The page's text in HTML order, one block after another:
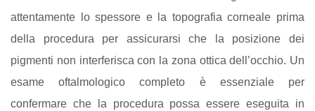
attentamente lo spessore e la topografia corneale prima
della procedura per assicurarsi che la posizione dei
pigmenti non interferisca con la zona ottica dell’occhio. Un
esame oftalmologico completo è essenziale per
confermare che la procedura possa essere eseguita in